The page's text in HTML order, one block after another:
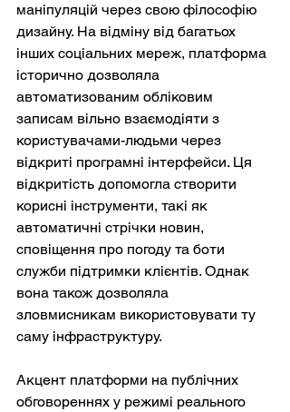
маніпуляцій через свою філософію
дизайну. На відміну від багатьох
інших соціальних мереж, платформа
історично дозволяла
автоматизованим обліковим
записам вільно взаємодіяти з
користувачами-людьми через
відкриті програмні інтерфейси. Ця
відкритість допомогла створити
корисні інструменти, такі як
автоматичні стрічки новин,
сповіщення про погоду та боти
служби підтримки клієнтів. Однак
вона також дозволяла
зловмисникам використовувати ту
саму інфраструктуру.
Акцент платформи на публічних
обговореннях у режимі реального